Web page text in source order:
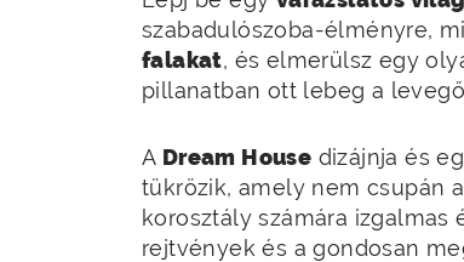
szabadulószoba-élményre,
falakat, és elmerülsz egy
pillanatban ott lebeg a
A Dream House dizájnja és
tükrözik, amely nem csupán
korosztály számára
rejtvények és a gondosan